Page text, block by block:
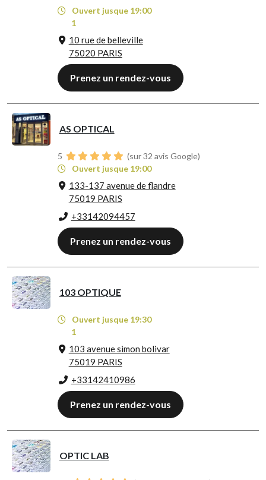
Ouvert jusque 19:00
1
10 rue de belleville
75020 PARIS
Prenez un rendez-vous
AS OPTICAL
5
(sur 32 avis Google)
Ouvert jusque 19:00
133-137 avenue de flandre
75019 PARIS
+33142094457
Prenez un rendez-vous
103 OPTIQUE
Ouvert jusque 19:30
1
103 avenue simon bolivar
75019 PARIS
+33142410986
Prenez un rendez-vous
OPTIC LAB